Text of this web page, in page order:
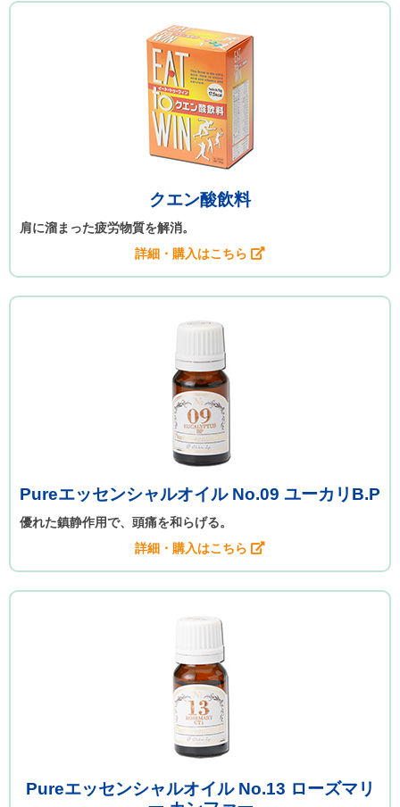
クエン酸飲料
肩に溜まった疲労物質を解消。
詳細・購入はこちら
Pureエッセンシャルオイル No.09 ユーカリB.P
優れた鎮静作用で、頭痛を和らげる。
詳細・購入はこちら
Pureエッセンシャルオイル No.13 ローズマリ